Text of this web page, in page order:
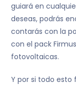
guiará en
deseas, podrás
contarás con la
con el pack
fotovoltaicas.
Y por si todo esto